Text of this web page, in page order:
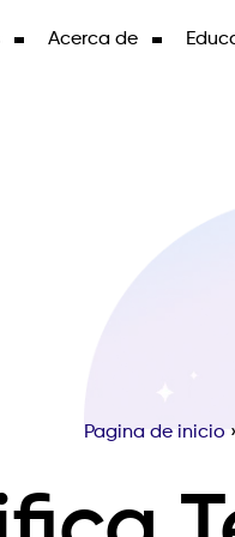
Acerca de
Pagina de inicio